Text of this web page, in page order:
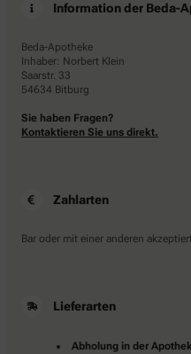
Information der Beda-
Beda-Apotheke
Inhaber: Norbert Klein
Saarstr. 33
54634 Bitburg
Sie haben Fragen?
Kontaktieren Sie uns direkt.
Zahlarten
Bar oder mit einer anderen
Lieferarten
Abholung in der